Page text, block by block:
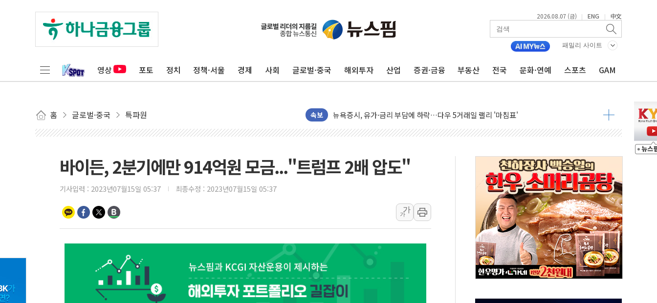
2026.08.07 (금) | ENG | 中文
패밀리 사이트
영상 포토 정치 정책·서울 경제 사회 글로벌·중국 해외투자 산업 증권·금융 부동산 전국 문화·연예 스포츠 GAM
홈 글로벌·중국 특파원 속보
트럼프 "이란전 조만간 끝날 것"…군수품 부족설 일축 "막대한 무기 보유"
현대리바트, 원가 개선으로 실적 방어…다음 과제는 '외형 확대'
세금 부담 커진 고가 1주택자…맞교환·재매수·다운사이징 '저울질'
[금/유가] 이란의 호르무즈 해협 통항 제한 검토에 유가 3% 급등…금값 보합
이란, 오만과 호르무즈 해협 재개방 합의 막바지.."美와 직접 협상 없어"
[민주 당권주자 일정] 송영길·정청래·김민석 후보 - 8월 7일
[오늘의 정치일정] 8월 7일(금)
[오늘의 국회일정] 상임위·세미나·기자회견·주요 정당 - 8월 7일
이란, 美·이스라엘 선박 호르무즈 통항 제한 추진…美 "통행 막을 권한 없어"
유럽증시, 견조한 실적 소화하며 대부분 상승… "2분기 기업 순이익 21% 증가" 전망
리투아니아 국방 "러, 우크라 드론으로 나토 회원국 공격 검토… 거짓 깃발 작전"
구광모, 내주 실리콘밸리서 젠슨 황 재회…로봇·AI 데이터센터·모빌리티 구체화
뉴욕증시 개장 전 특징주...모더나·아이온큐·도어대시↑ VS 샌디스크·피그마·앱러빈↓
김정관 장관 "영업이익 N% 성과급 반대…상법·자본시장법 개정 논의"
뉴욕증시 프리뷰, 미 주가선물 AI주 차익실현 속 혼조세...웨스턴디지털·샌디스크↓
청와대, 북한 단거리 탄도미사일 발사에 긴급 안보 점검회의
바이든, 2분기에만 914억원 모금..."트럼프 2배 압도"
기사입력 : 2023년07월15일 05:37 최종수정 : 2023년07월15일 05:37
가
가